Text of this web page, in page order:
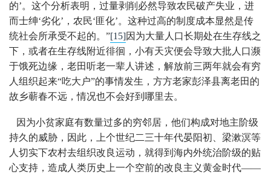
的’。这个分析表明，过量剥削必然导致农民破产失业，进
而士绅‘劣化’，农民‘匪化’。这种过高的制度成本显然是传
统社会所承受不起的。”[15]因为大量人口长期处在生存线之
下，或者在生存线附近徘徊，小有天灾便会导致大批人口濒
于饿死边缘，老田听老一辈人讲述，解放前三两年就会有穷
人组织起来“吃大户”的事情发生，方方老家彭泽县离老田的
故乡蕲春不远，情况也不会好到哪里去。
因为小贫家庭有数量过多的穷邻居，他们构成对地主阶级
持久的威胁，因此，上个世纪二三十年代晏阳初、梁漱溟等
人切实下农村去组织改良运动，就得到海内外统治阶级的贴
心支持，造成人类历史上一个空前的改良主义黄金时代——